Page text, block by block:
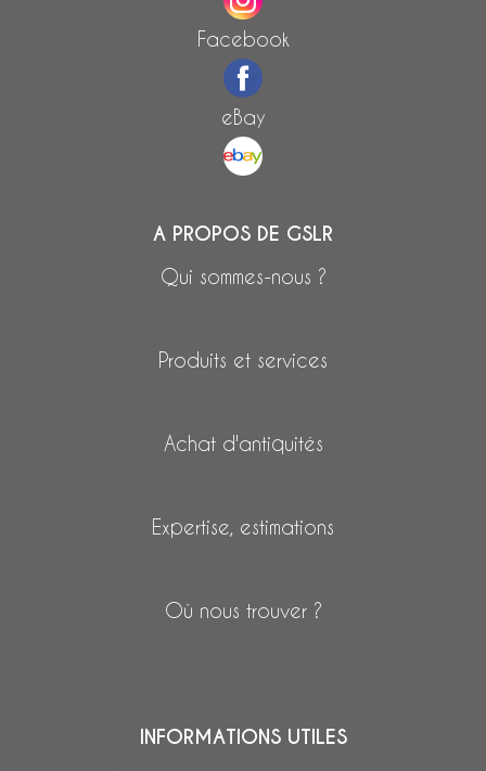
Facebook
eBay
A PROPOS DE GSLR
Qui sommes-nous ?
Produits et services
Achat d'antiquités
Expertise, estimations
Où nous trouver ?
INFORMATIONS UTILES